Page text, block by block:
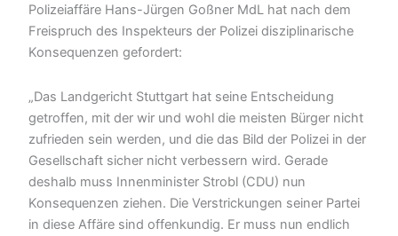
Polizeiaffäre Hans-Jürgen Goßner MdL hat nach dem
Freispruch des Inspekteurs der Polizei disziplinarische
Konsequenzen gefordert:
„Das Landgericht Stuttgart hat seine Entscheidung
getroffen, mit der wir und wohl die meisten Bürger nicht
zufrieden sein werden, und die das Bild der Polizei in der
Gesellschaft sicher nicht verbessern wird. Gerade
deshalb muss Innenminister Strobl (CDU) nun
Konsequenzen ziehen. Die Verstrickungen seiner Partei
in diese Affäre sind offenkundig. Er muss nun endlich